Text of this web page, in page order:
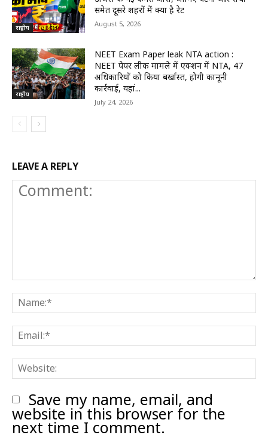
राष्ट्रीय
समेत दूसरे शहरों में क्या है रेट
August 5, 2026
राष्ट्रीय
NEET Exam Paper leak NTA action :
NEET पेपर लीक मामले में एक्शन में NTA, 47
अधिकारियों को किया बर्खास्त, होगी कानूनी
कार्रवाई, यहां...
July 24, 2026
LEAVE A REPLY
Comment:
Save my name, email, and
website in this browser for the
next time I comment.